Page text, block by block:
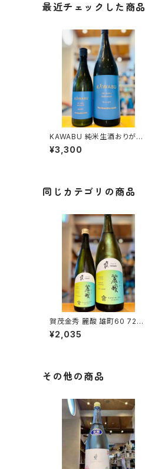
最近チェックした商品
KAWABU 純米生酒おりがら
み Smart 1800ml１本（河武
醸造・三重県多気郡多気町）
¥3,300
同じカテゴリの商品
賀茂金秀 麗酸 雄町60 720
ml１本（金光酒造・広島県東
広島市黒瀬町）
¥2,035
その他の商品